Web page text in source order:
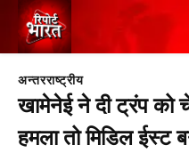
अन्तरराष्ट्रीय
खामेनेई ने दी ट्रंप को
हमला तो मिडिल ईस्ट